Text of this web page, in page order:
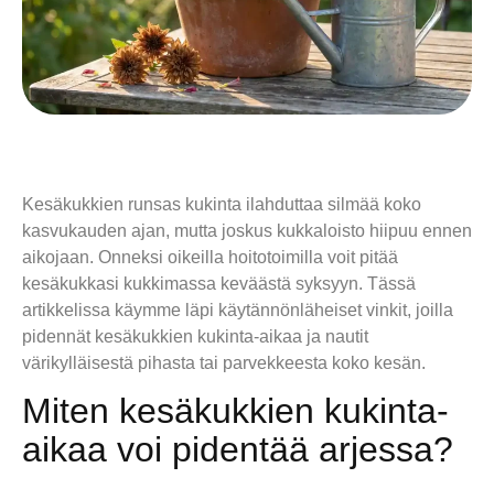
Kesäkukkien runsas kukinta ilahduttaa silmää koko
kasvukauden ajan, mutta joskus kukkaloisto hiipuu ennen
aikojaan. Onneksi oikeilla hoitotoimilla voit pitää
kesäkukkasi kukkimassa keväästä syksyyn. Tässä
artikkelissa käymme läpi käytännönläheiset vinkit, joilla
pidennät kesäkukkien kukinta-aikaa ja nautit
värikylläisestä pihasta tai parvekkeesta koko kesän.
Miten kesäkukkien kukinta-
aikaa voi pidentää arjessa?